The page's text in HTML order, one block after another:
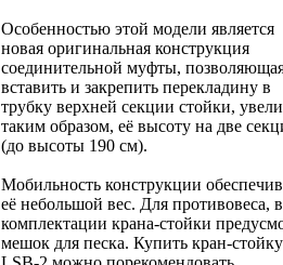
Особенностью этой модели является
новая оригинальная конструкция
соединительной муфты,
вставить и закрепить перекладину в
трубку верхней секции стойки,
таким образом, её высоту на две
(до высоты 190 см).
Мобильность конструкции
её небольшой вес. Для противовеса, в
комплектации крана-стойки
мешок для песка. Купить кран-